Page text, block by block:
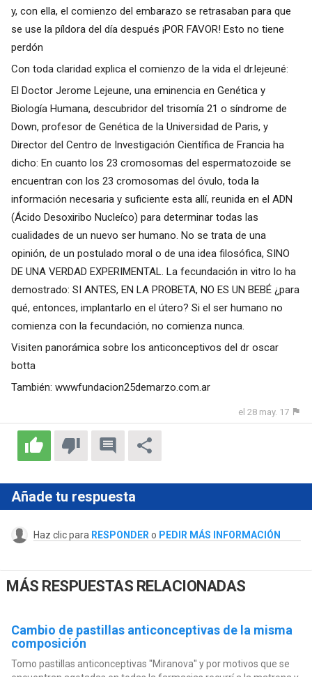
y, con ella, el comienzo del embarazo se retrasaban para que
se use la píldora del día después ¡POR FAVOR! Esto no tiene
perdón
Con toda claridad explica el comienzo de la vida el dr.lejeuné:
El Doctor Jerome Lejeune, una eminencia en Genética y
Biología Humana, descubridor del trisomía 21 o síndrome de
Down, profesor de Genética de la Universidad de Paris, y
Director del Centro de Investigación Científica de Francia ha
dicho: En cuanto los 23 cromosomas del espermatozoide se
encuentran con los 23 cromosomas del óvulo, toda la
información necesaria y suficiente esta allí, reunida en el ADN
(Ácido Desoxiribo Nucleíco) para determinar todas las
cualidades de un nuevo ser humano. No se trata de una
opinión, de un postulado moral o de una idea filosófica, SINO
DE UNA VERDAD EXPERIMENTAL. La fecundación in vitro lo ha
demostrado: SI ANTES, EN LA PROBETA, NO ES UN BEBÉ ¿para
qué, entonces, implantarlo en el útero? Si el ser humano no
comienza con la fecundación, no comienza nunca.
Visiten panorámica sobre los anticonceptivos del dr oscar
botta
También: wwwfundacion25demarzo.com.ar
el 28 may. 17
Añade tu respuesta
Haz clic para RESPONDER o PEDIR MÁS INFORMACIÓN
MÁS RESPUESTAS RELACIONADAS
Cambio de pastillas anticonceptivas de la misma
composición
Tomo pastillas anticonceptivas ''Miranova'' y por motivos que se